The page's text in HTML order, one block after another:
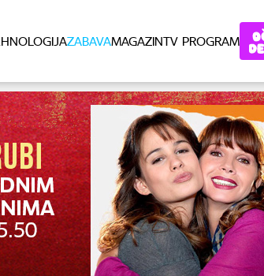
ZABAVAMAGAZINTV PROGRAM